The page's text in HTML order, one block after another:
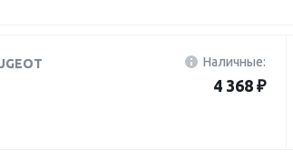
Наличные:
4 368 ₽